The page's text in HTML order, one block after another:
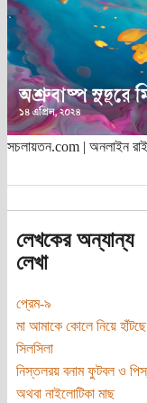
সচলায়তন.com | অনলাইন
লেখকের অন্যান্য
লেখা
প্রেম-৯
মা আমাকে কোলে নিয়ে হাঁটছে
সিলসিলা
নিস্তলরয় বনাম ফুটবল ও
অথবা নাইলোটিকা মাছ